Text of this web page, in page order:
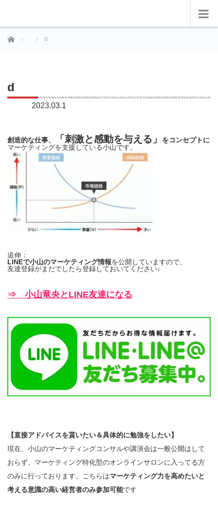
ホーム d
d
2023.03.1
創造的な仕事、 「刺激と感動を与える」
をコンセプトに
マーケティングを支援している小山です。
追伸：
LINEで小山のマーケティング情報を公開していますので、
友達登録がまだでしたら登録しておいてください↓
⇒ 小山竜央とLINE友達になる
【直接アドバイスを貰いたい＆具体的に勉強をしたい】
現在、小山のマーケティングコンサルや講演会は一般公開はして
おらず、マーケティング特化型のオンラインサロンに入ってる方
のみに行っております。こちらはマーケティング力を高めたいと
考える意識の高い経営者のみ参加可能です